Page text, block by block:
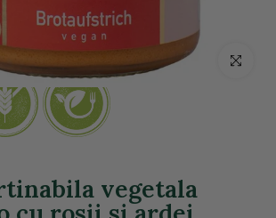
Click
vegetala